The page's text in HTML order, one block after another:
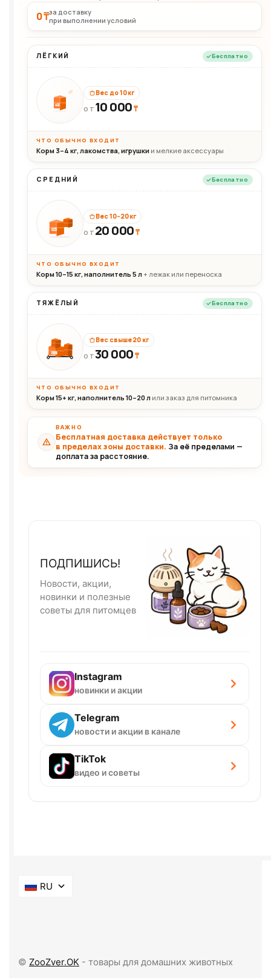
0 ₸за доставку
при выполнении условий
ЛЁГКИЙ Бесплатно
10кг
Вес до 10 кг
ОТ 10 000₸
ЧТО ОБЫЧНО ВХОДИТ
Корм 3–4 кг, лакомства, игрушки и мелкие аксессуары
СРЕДНИЙ Бесплатно
20кг
Вес 10–20 кг
ОТ 20 000₸
ЧТО ОБЫЧНО ВХОДИТ
Корм 10–15 кг, наполнитель 5 л+ лежак или переноска
ТЯЖЁЛЫЙ Бесплатно
30+кг
Вес свыше 20 кг
ОТ30 000₸
ЧТО ОБЫЧНО ВХОДИТ
Корм 15+ кг, наполнитель 10–20 л или заказ для питомника
ВАЖНО
Бесплатная доставка действует только
в пределах зоны доставки. За её пределами —
доплата за расстояние.
ПОДПИШИСЬ!
Новости, акции,
новинки и полезные
советы для питомцев
Instagram
новинки и акции
Telegram
новости и акции в канале
TikTok
видео и советы
RU
© ZooZver.OK - товары для домашних животных